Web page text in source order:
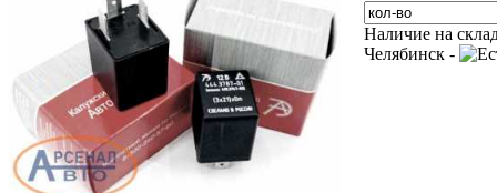
Наличие на
Челябинск -